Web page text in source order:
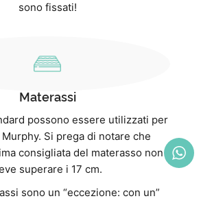
sono fissati!
Materassi
possono essere utilizzati per
Si prega di notare che
consigliata del materasso non
superare i 17 cm.
sono un “eccezione: con un”